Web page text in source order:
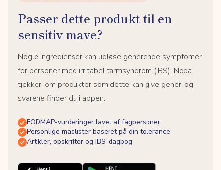
Passer dette produkt til en
sensitiv mave?
Nogle ingredienser kan udløse generende symptomer
for personer med irritabel tarmsyndrom (IBS). Noba
tjekker, om produkter som dette kan give gener, og
svarene finder du i appen.
FODMAP-vurderinger lavet af fagpersoner
Personlige madlister baseret på din tolerance
Artikler, opskrifter og IBS-dagbog